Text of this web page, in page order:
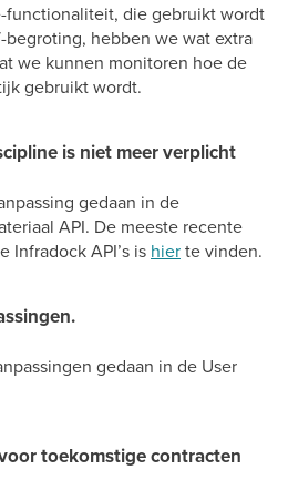
functionaliteit, die gebruikt wordt
hebben we wat extra
we kunnen monitoren hoe de
gebruikt wordt.
is niet meer verplicht
gedaan in de
API. De meeste recente
Infradock API’s is hierte vinden.
gedaan in de User
toekomstige contracten